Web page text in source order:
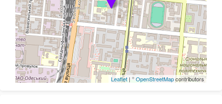
Leaflet| ©OpenStreetMapcontributors